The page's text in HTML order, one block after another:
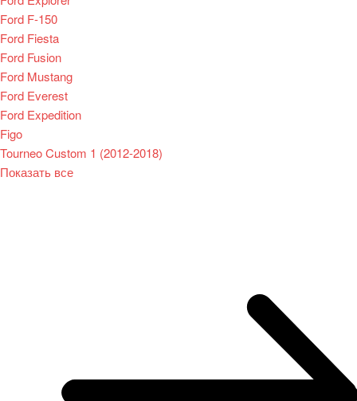
Ford F-150
Ford Fiesta
Ford Fusion
Ford Mustang
Ford Everest
Ford Expedition
Figo
Tourneo Custom 1 (2012-2018)
Показать все